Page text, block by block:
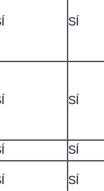
SÍ
SÍ
SÍ
SÍ